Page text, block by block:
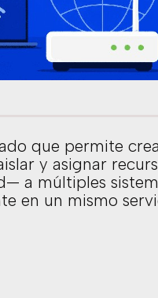
que permite
y asignar
a múltiples
en un mismo